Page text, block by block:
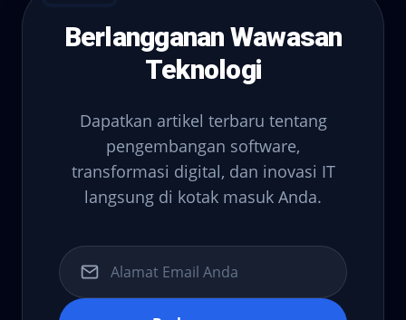
Berlangganan Wawasan
Teknologi
Dapatkan artikel terbaru tentang
pengembangan software,
transformasi digital, dan inovasi IT
langsung di kotak masuk Anda.